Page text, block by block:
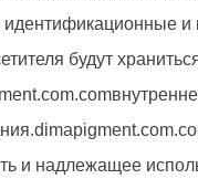
и
будут
и надлежащее